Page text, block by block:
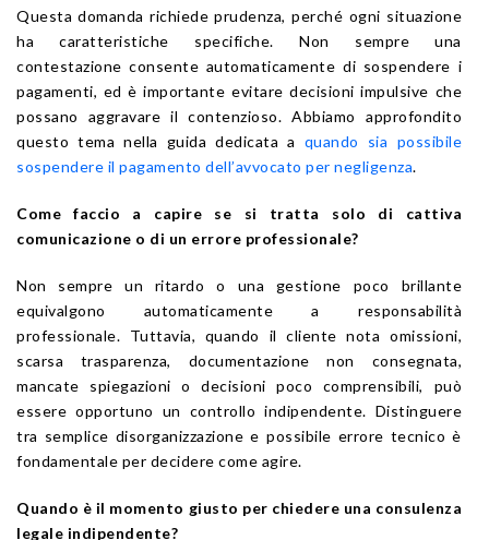
Questa domanda richiede prudenza, perché ogni situazione
ha caratteristiche specifiche. Non sempre una
contestazione consente automaticamente di sospendere i
pagamenti, ed è importante evitare decisioni impulsive che
possano aggravare il contenzioso. Abbiamo approfondito
questo tema nella guida dedicata a quando sia possibile
sospendere il pagamento dell’avvocato per negligenza.
Come faccio a capire se si tratta solo di cattiva
comunicazione o di un errore professionale?
Non sempre un ritardo o una gestione poco brillante
equivalgono automaticamente a responsabilità
professionale. Tuttavia, quando il cliente nota omissioni,
scarsa trasparenza, documentazione non consegnata,
mancate spiegazioni o decisioni poco comprensibili, può
essere opportuno un controllo indipendente. Distinguere
tra semplice disorganizzazione e possibile errore tecnico è
fondamentale per decidere come agire.
Quando è il momento giusto per chiedere una consulenza
legale indipendente?